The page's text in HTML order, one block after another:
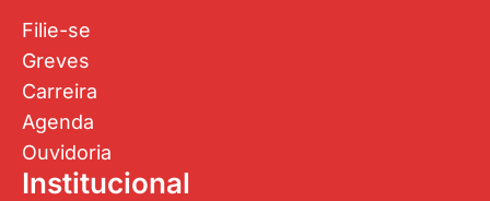
Filie-se
Greves
Carreira
Agenda
Ouvidoria
Institucional